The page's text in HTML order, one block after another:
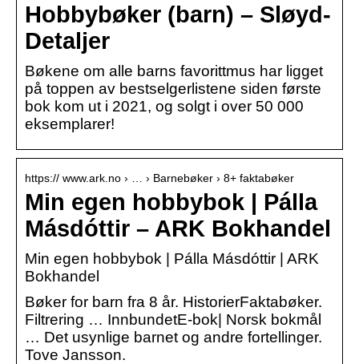
Hobbybøker (barn) – Sløyd-
Detaljer
Bøkene om alle barns favorittmus har ligget
på toppen av bestselgerlistene siden første
bok kom ut i 2021, og solgt i over 50 000
eksemplarer!
https:// www.ark.no › … › Barnebøker › 8+ faktabøker
Min egen hobbybok | Pálla
Másdóttir – ARK Bokhandel
Min egen hobbybok | Pálla Másdóttir | ARK
Bokhandel
Bøker for barn fra 8 år. HistorierFaktabøker.
Filtrering … InnbundetE-bok| Norsk bokmål
… Det usynlige barnet og andre fortellinger.
Tove Jansson.